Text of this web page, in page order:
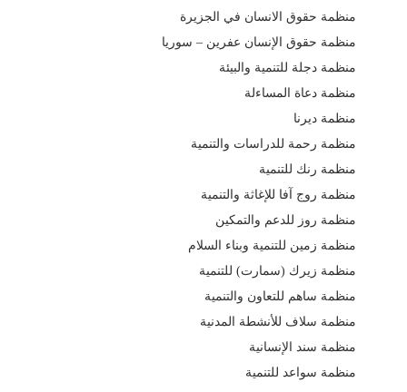
منظمة حقوق الانسان في الجزيرة
منظمة حقوق الإنسان عفرين – سوريا
منظمة دجلة للتنمية والبيئة
منظمة دعاة المساءلة
منظمة ديرنا
منظمة رحمة للدراسات والتنمية
منظمة رنك للتنمية
منظمة روج آفا للإغاثة والتنمية
منظمة روز للدعم والتمكين
منظمة زمين للتنمية وبناء السلام
منظمة زيرك (سمارت) للتنمية
منظمة ساهم للتعاون والتنمية
منظمة سلاف للأنشطة المدنية
منظمة سند الإنسانية
منظمة سواعد للتنمية